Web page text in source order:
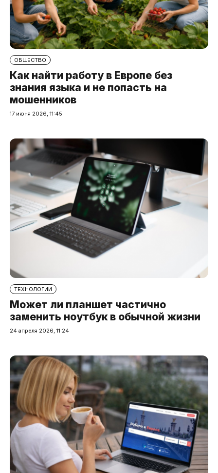
ОБЩЕСТВО
Как найти работу в Европе без
знания языка и не попасть на
мошенников
17 июня 2026, 11:45
ТЕХНОЛОГИИ
Может ли планшет частично
заменить ноутбук в обычной жизни
24 апреля 2026, 11:24